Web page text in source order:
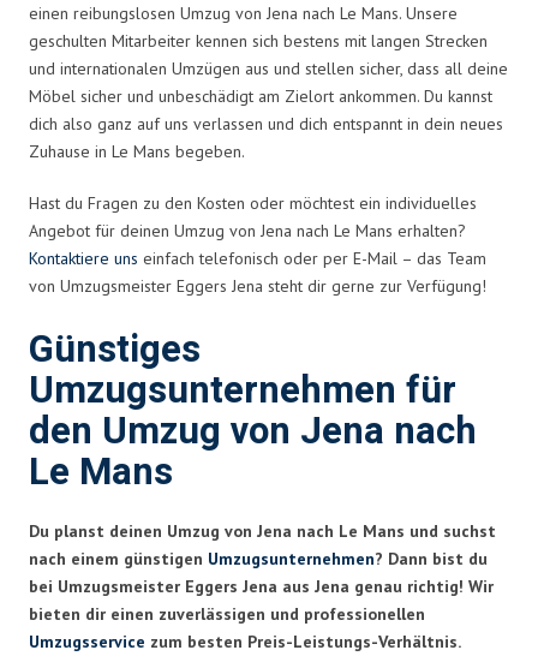
einen reibungslosen Umzug von Jena nach Le Mans. Unsere
geschulten Mitarbeiter kennen sich bestens mit langen Strecken
und internationalen Umzügen aus und stellen sicher, dass all deine
Möbel sicher und unbeschädigt am Zielort ankommen. Du kannst
dich also ganz auf uns verlassen und dich entspannt in dein neues
Zuhause in Le Mans begeben.
Hast du Fragen zu den Kosten oder möchtest ein individuelles
Angebot für deinen Umzug von Jena nach Le Mans erhalten?
Kontaktiere uns einfach telefonisch oder per E-Mail – das Team
von Umzugsmeister Eggers Jena steht dir gerne zur Verfügung!
Günstiges
Umzugsunternehmen für
den Umzug von Jena nach
Le Mans
Du planst deinen Umzug von Jena nach Le Mans und suchst
nach einem günstigen Umzugsunternehmen? Dann bist du
bei Umzugsmeister Eggers Jena aus Jena genau richtig! Wir
bieten dir einen zuverlässigen und professionellen
Umzugsservice zum besten Preis-Leistungs-Verhältnis.